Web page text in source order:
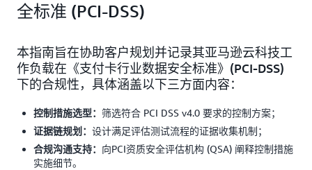
全标准 (PCI-DSS)
本指南旨在协助客户规划并记录其亚马逊云科技工
作负载在《支付卡行业数据安全标准》(PCI-DSS)
下的合规性，具体涵盖以下三方面内容：
控制措施选型： 筛选符合 PCI DSS v4.0 要求的控制方案；
证据链规划： 设计满足评估测试流程的证据收集机制；
合规沟通支持： 向PCI资质安全评估机构 (QSA) 阐释控制措施
实施细节。